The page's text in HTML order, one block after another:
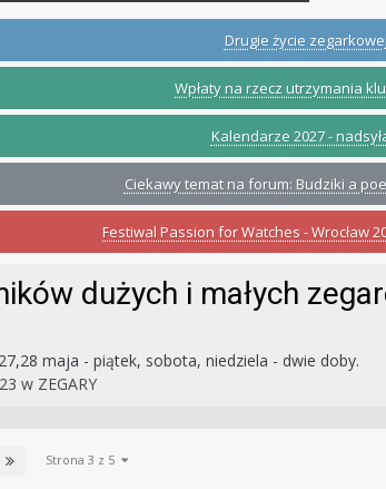
Drugie życie
Wpłaty na rzecz utrzymania
Kalendarze 2027 -
Ciekawy temat na forum: Budziki a
Festiwal Passion for Watches - Wrocław
dużych i małych
maja - piątek, sobota, niedziela - dwie doby.
w ZEGARY
Strona 3 z 5